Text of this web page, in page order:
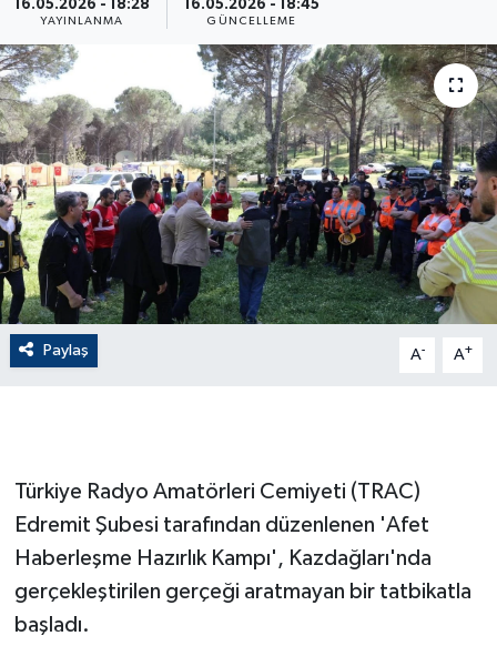
16.05.2026 - 18:28
YAYINLANMA
16.05.2026 - 18:45
GÜNCELLEME
Paylaş A- A+
Türkiye Radyo Amatörleri Cemiyeti (TRAC)
Edremit Şubesi tarafından düzenlenen 'Afet
Haberleşme Hazırlık Kampı', Kazdağları'nda
gerçekleştirilen gerçeği aratmayan bir tatbikatla
başladı.
Dış Haberler
Dünya
EĞİTİM
EKONOMİ
English News
Finans
GENEL
GÜNDEM